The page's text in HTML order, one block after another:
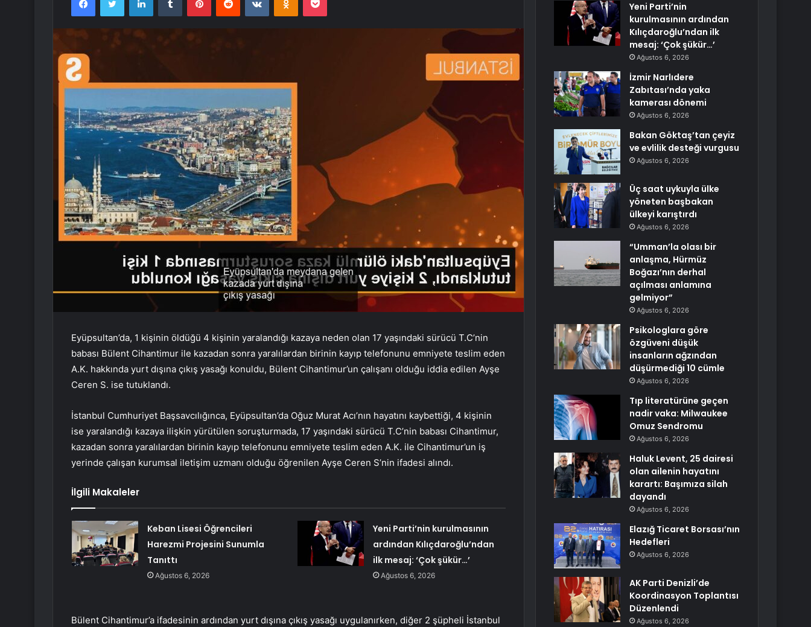
Eyüpsultan’da, 1 kişinin öldüğü 4 kişinin yaralandığı kazaya neden olan 17 yaşındaki sürücü T.C’nin
babası Bülent Cihantimur ile kazadan sonra yaralılardan birinin kayıp telefonunu emniyete teslim eden
A.K. hakkında yurt dışına çıkış yasağı konuldu, Bülent Cihantimur’un çalışanı olduğu iddia edilen Ayşe
Ceren S. ise tutuklandı.
İstanbul Cumhuriyet Başsavcılığınca, Eyüpsultan’da Oğuz Murat Acı’nın hayatını kaybettiği, 4 kişinin
ise yaralandığı kazaya ilişkin yürütülen soruşturmada, 17 yaşındaki sürücü T.C’nin babası Cihantimur,
kazadan sonra yaralılardan birinin kayıp telefonunu emniyete teslim eden A.K. ile Cihantimur’un iş
yerinde çalışan kurumsal iletişim uzmanı olduğu öğrenilen Ayşe Ceren S’nin ifadesi alındı.
İlgili Makaleler
Keban Lisesi Öğrencileri
Harezmi Projesini Sunumla
Tanıttı
Ağustos 6, 2026
Yeni Parti’nin kurulmasının
ardından Kılıçdaroğlu’ndan
ilk mesaj: ‘Çok şükür…’
Ağustos 6, 2026
Bülent Cihantimur’a ifadesinin ardından yurt dışına çıkış yasağı uygulanırken, diğer 2 şüpheli İstanbul
Yeni Parti’nin
kurulmasının ardından
Kılıçdaroğlu’ndan ilk
mesaj: ‘Çok şükür…’
Ağustos 6, 2026
İzmir Narlıdere
Zabıtası’nda yaka
kamerası dönemi
Ağustos 6, 2026
Bakan Göktaş’tan çeyiz
ve evlilik desteği vurgusu
Ağustos 6, 2026
Üç saat uykuyla ülke
yöneten başbakan
ülkeyi karıştırdı
Ağustos 6, 2026
“Umman’la olası bir
anlaşma, Hürmüz
Boğazı’nın derhal
açılması anlamına
gelmiyor”
Ağustos 6, 2026
Psikologlara göre
özgüveni düşük
insanların ağzından
düşürmediği 10 cümle
Ağustos 6, 2026
Tıp literatürüne geçen
nadir vaka: Milwaukee
Omuz Sendromu
Ağustos 6, 2026
Haluk Levent, 25 dairesi
olan ailenin hayatını
karartı: Başımıza silah
dayandı
Ağustos 6, 2026
Elazığ Ticaret Borsası’nın
Hedefleri
Ağustos 6, 2026
AK Parti Denizli’de
Koordinasyon Toplantısı
Düzenlendi
Ağustos 6, 2026